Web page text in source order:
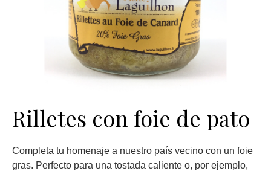
Rilletes con foie de pato
Completa tu homenaje a nuestro país vecino con un foie
gras. Perfecto para una tostada caliente o, por ejemplo,